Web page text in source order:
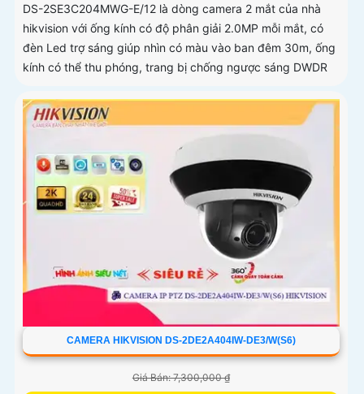
DS-2SE3C204MWG-E/12 là dòng camera 2 mắt của nhà
hikvision với ống kính có độ phân giải 2.0MP mỗi mắt, có
đèn Led trợ sáng giúp nhìn có màu vào ban đêm 30m, ống
kính có thể thu phóng, trang bị chống ngược sáng DWDR
CAMERA HIKVISION DS-2DE2A404IW-DE3/W(S6)
Giá Bán: 7,300,000 ₫